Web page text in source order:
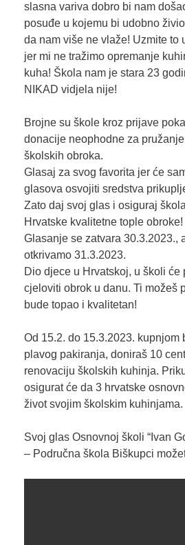
slasna variva dobro bi nam
posuđe u kojemu bi udobno
da nam više ne vlaže! Uzmite to
jer mi ne tražimo opremanje
kuha! Škola nam je stara 23
NIKAD vidjela nije!
Brojne su škole kroz prijave
donacije neophodne za
školskih obroka.
Glasaj za svog favorita jer će
glasova osvojiti sredstva
Zato daj svoj glas i osiguraj
Hrvatske kvalitetne tople obroke!
Glasanje se zatvara 30.3.2023.,
otkrivamo 31.3.2023.
Dio djece u Hrvatskoj, u školi će
cjeloviti obrok u danu. Ti možeš
bude topao i kvalitetan!
Od 15.2. do 15.3.2023. kupnjom
plavog pakiranja, doniraš 10
renovaciju školskih kuhinja.
osigurat će da 3 hrvatske
život svojim školskim kuhinjama.
Svoj glas Osnovnoj školi “Ivan
– Područna škola Biškupci